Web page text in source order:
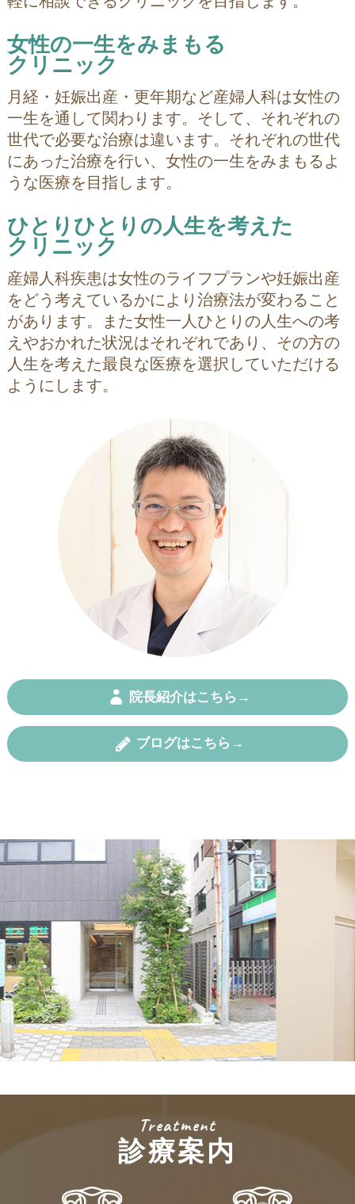
女性の一生をみまもる
クリニック
月経・妊娠出産・更年期など産婦人科は女性の
一生を通して関わります。そして、それぞれの
世代で必要な治療は違います。それぞれの世代
にあった治療を行い、女性の一生をみまもるよ
うな医療を目指します。
ひとりひとりの人生を考えた
クリニック
産婦人科疾患は女性のライフプランや妊娠出産
をどう考えているかにより治療法が変わること
があります。また女性一人ひとりの人生への考
えやおかれた状況はそれぞれであり、その方の
人生を考えた最良な医療を選択していただける
ようにします。
院長紹介はこちら→
ブログはこちら→
Treatment
診療案内